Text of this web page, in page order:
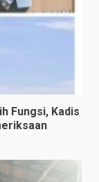
Fungsi, Kadis